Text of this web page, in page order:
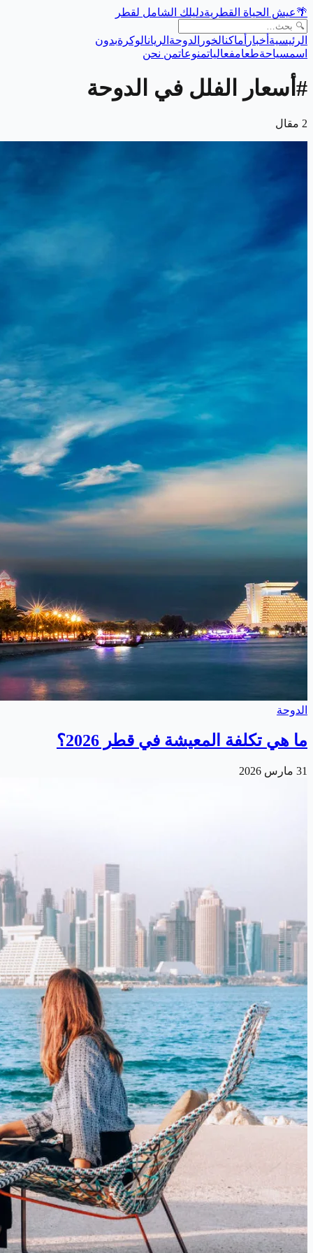
🌴عيش الحياة القطريةدليلك الشامل لقطر
الرئيسية أخبار أماكنالخور الدوحة الريانالوكرةبدون
اسمسياحةطعامفعالياتمنوعاتمن نحن
# أسعار الفلل في الدوحة
2 مقال
الدوحة
ما هي تكلفة المعيشة في قطر 2026؟
31 مارس 2026